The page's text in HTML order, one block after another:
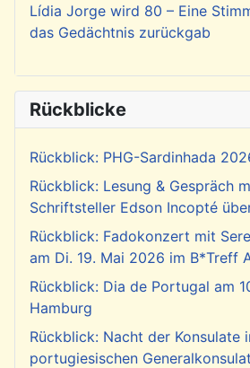
Lídia Jorge wird 80 – Eine
das Gedächtnis zurückgab
Rückblicke
Rückblick: PHG-Sardinhada
Rückblick: Lesung & Gespräch
Schriftsteller Edson Incopté
Rückblick: Fadokonzert mit
am Di. 19. Mai 2026 im B*Treff
Rückblick: Dia de Portugal am
Hamburg
Rückblick: Nacht der Konsulate
portugiesischen Generalkonsulat